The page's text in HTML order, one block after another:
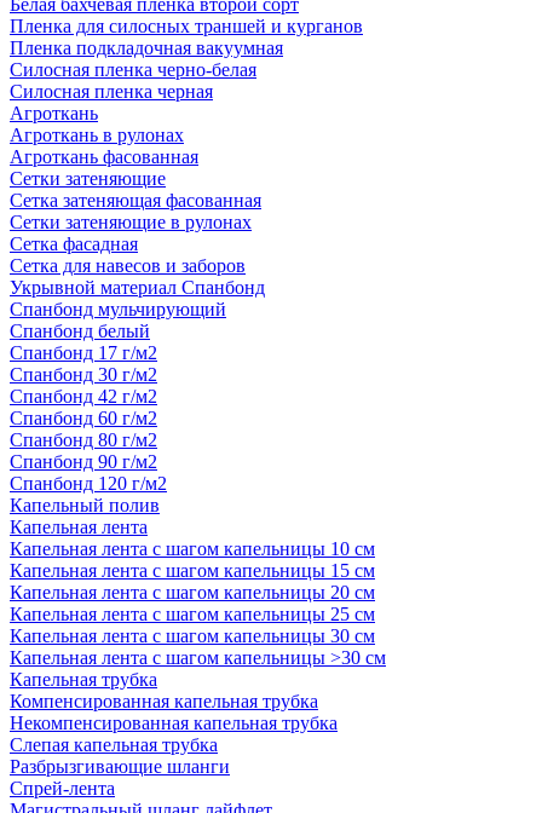
Белая бахчевая пленка второй сорт
Пленка для силосных траншей и курганов
Пленка подкладочная вакуумная
Силосная пленка черно-белая
Силосная пленка черная
Агроткань
Агроткань в рулонах
Агроткань фасованная
Сетки затеняющие
Сетка затеняющая фасованная
Сетки затеняющие в рулонах
Сетка фасадная
Сетка для навесов и заборов
Укрывной материал Спанбонд
Спанбонд мульчирующий
Спанбонд белый
Спанбонд 17 г/м2
Спанбонд 30 г/м2
Спанбонд 42 г/м2
Спанбонд 60 г/м2
Спанбонд 80 г/м2
Спанбонд 90 г/м2
Спанбонд 120 г/м2
Капельный полив
Капельная лента
Капельная лента с шагом капельницы 10 см
Капельная лента с шагом капельницы 15 см
Капельная лента с шагом капельницы 20 см
Капельная лента с шагом капельницы 25 см
Капельная лента с шагом капельницы 30 см
Капельная лента с шагом капельницы >30 см
Капельная трубка
Компенсированная капельная трубка
Некомпенсированная капельная трубка
Слепая капельная трубка
Разбрызгивающие шланги
Спрей-лента